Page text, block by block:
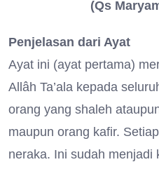
(Qs
Penjelasan dari Ayat
Ayat ini (ayat pertama)
Allâh Ta’ala kepada
orang yang shaleh
maupun orang kafir.
neraka. Ini sudah menjadi